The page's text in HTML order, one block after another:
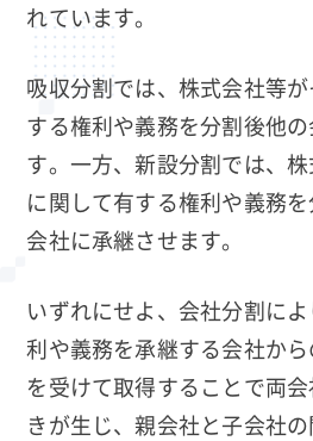
れています。
吸収分割では、株式会社等
する権利や義務を分割後他
す。一方、新設分割では、
に関して有する権利や義務
会社に承継させます。
いずれにせよ、会社分割に
利や義務を承継する会社か
を受けて取得することで両
きが生じ、親会社と子会社